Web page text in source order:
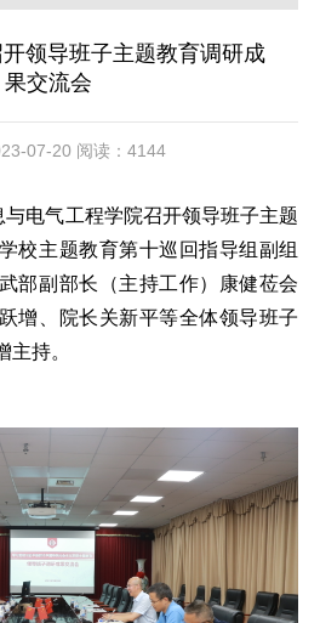
领导班子主题教育调研成
果交流会
07-20 阅读：4144
电气工程学院召开领导班子主题
校主题教育第十巡回指导组副组
部副部长（主持工作）康健莅会
增、院长关新平等全体领导班子
主持。